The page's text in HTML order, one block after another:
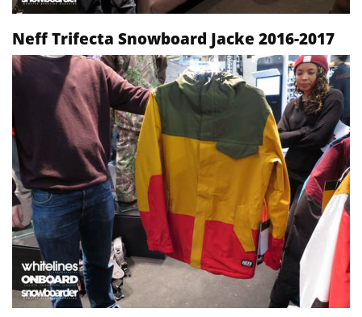
Neff Trifecta Snowboard Jacke 2016-2017